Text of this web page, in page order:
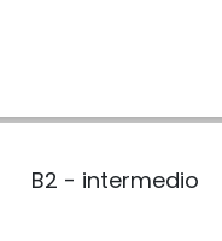
B2 - intermedio